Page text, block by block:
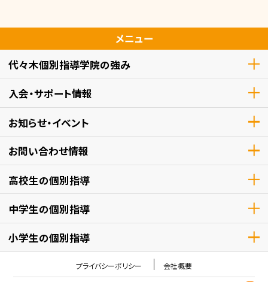
メニュー
代々木個別指導学院の強み
入会・サポート情報
お知らせ・イベント
お問い合わせ情報
高校生の個別指導
中学生の個別指導
小学生の個別指導
プライバシーポリシー 会社概要